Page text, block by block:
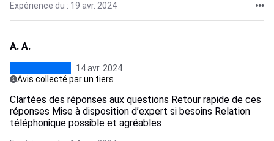
Expérience du : 19 avr. 2024
A. A.
14 avr. 2024
Avis collecté par un tiers
Clartées des réponses aux questions Retour rapide de ces
réponses Mise à disposition d’expert si besoins Relation
téléphonique possible et agréables